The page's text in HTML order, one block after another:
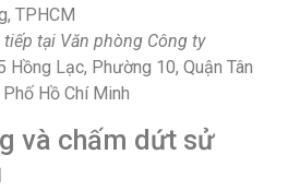
TPHCM
tại Văn phòng Công ty
Hồng Lạc, Phường 10, Quận Tân
Phố Hồ Chí Minh
và chấm dứt sử